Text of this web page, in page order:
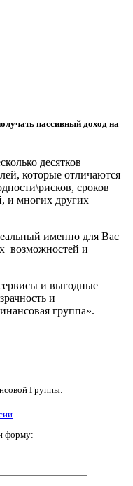
пассивный доход на
десятков
которые отличаются
сроков
и многих других
именно для Вас
возможностей и
и выгодные
и
группа».
Группы:
форму: